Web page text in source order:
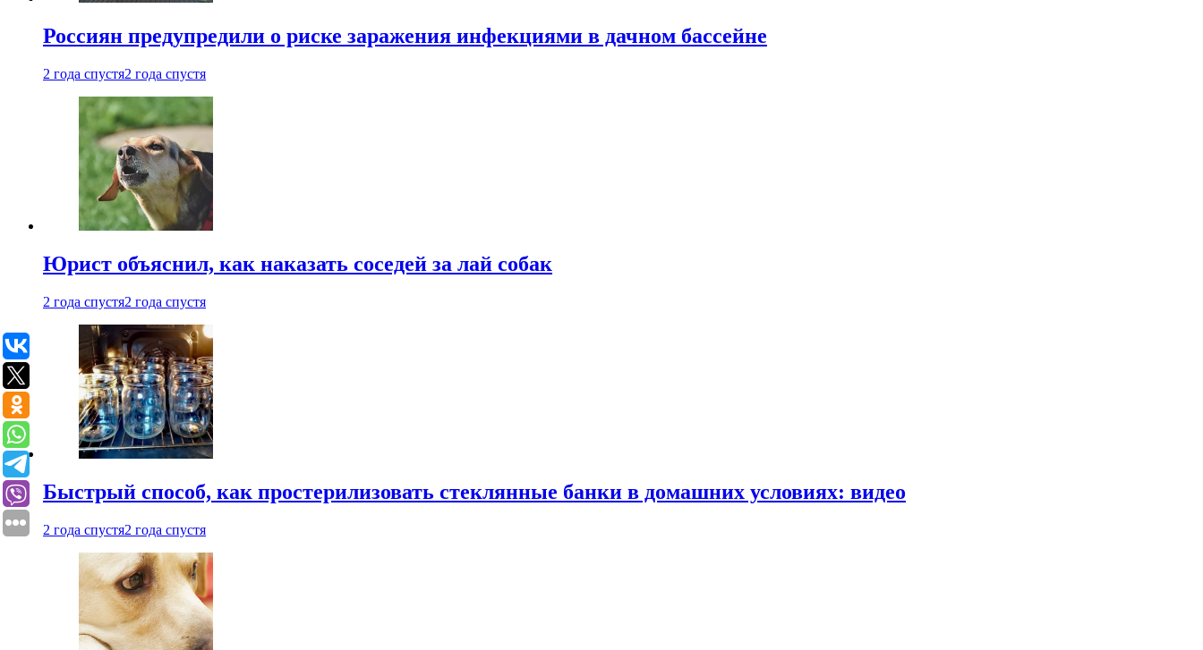
Россиян предупредили о риске заражения инфекциями в дачном бассейне
2 года спустя2 года спустя
Юрист объяснил, как наказать соседей за лай собак
2 года спустя2 года спустя
Быстрый способ, как простерилизовать стеклянные банки в домашних условиях: видео
2 года спустя2 года спустя